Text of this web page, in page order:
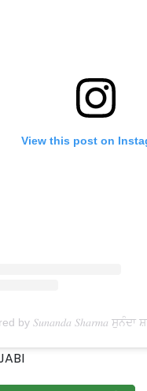
View this post on
by 𝑆𝑢𝑛𝑎𝑛𝑑𝑎 𝑆ℎ𝑎𝑟𝑚𝑎 ਸੁਨੰਦਾ